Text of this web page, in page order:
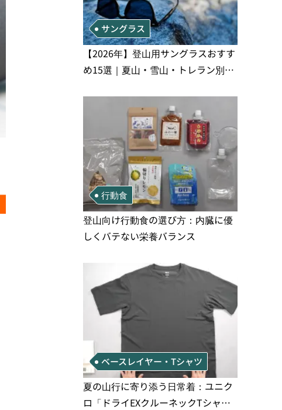
サングラス
【2026年】登山用サングラスおすす
め15選｜夏山・雪山・トレラン別、
行動食
登山向け行動食の選び方：内臓に優
しくバテない栄養バランス
ベースレイヤー・Tシャツ
夏の山行に寄り添う日常着：ユニク
ロ「ドライEXクルーネックTシャ